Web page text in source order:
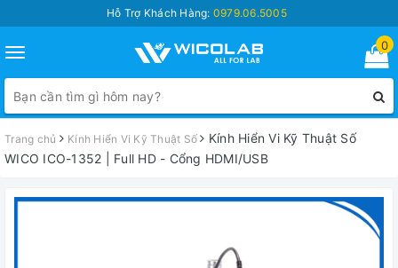
Hỗ Trợ Khách Hàng: 0979.06.5005
Toggle
navigation
0
Trang chủ Kính Hiển Vi Kỹ Thuật Số
Kính Hiển Vi Kỹ Thuật Số
WICO ICO-1352 | Full HD - Cổng HDMI/USB